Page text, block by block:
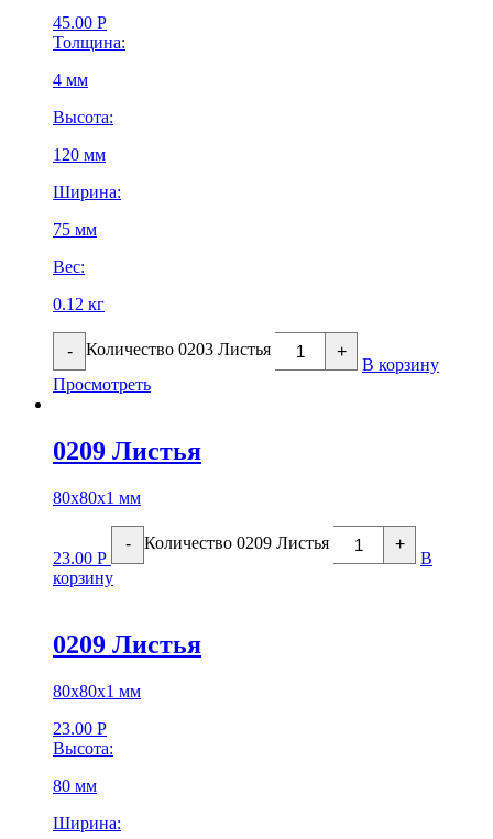
45.00 Р
Толщина:
4 мм
Высота:
120 мм
Ширина:
75 мм
Вес:
0.12 кг
- Количество 0203 Листья +
В корзину
Просмотреть
0209 Листья
80х80х1 мм
23.00 Р
- Количество 0209 Листья +
В
корзину
0209 Листья
80х80х1 мм
23.00 Р
Высота:
80 мм
Ширина: